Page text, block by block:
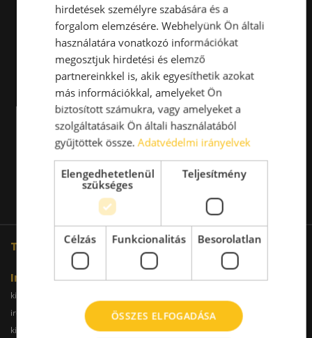
További oldalaink
Iroda
kiadoiroda.info
irodakiadobudapest.hu
kiadoirodabudaors.hu
kiadoirodagyor.hu
hirdetések személyre szabására és a
forgalom elemzésére. Webhelyünk Ön általi
használatára vonatkozó információkat
megosztjuk hirdetési és elemző
partnereinkkel is, akik egyesíthetik azokat
más információkkal, amelyeket Ön
biztosított számukra, vagy amelyeket a
szolgáltatásaik Ön általi használatából
gyűjtöttek össze.Adatvédelmi irányelvek
Elengedhetetlenül
szükséges
Teljesítmény
Célzás Funkcionalitás Besorolatlan
ÖSSZES ELFOGADÁSA